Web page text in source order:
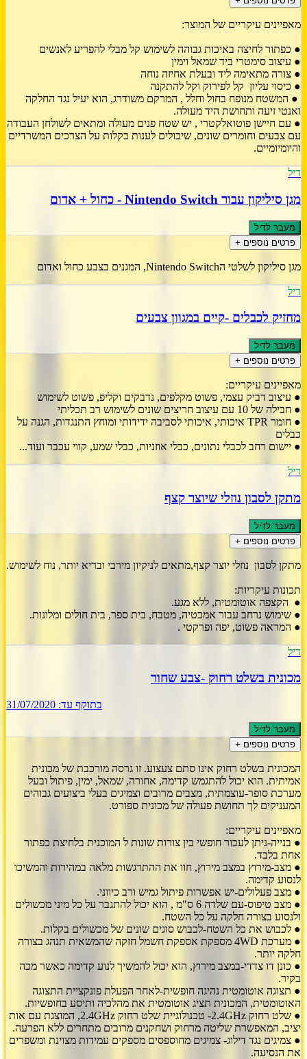
מאפיינים עיקריים של המוצר:
● כפתור לחיצה באיכות גבוהה לשימוש קל מבלי להפריע לאנשים
● עיצוב סימטרי ביד שמאל וימין
● צורה מתאימה ליד ובעלת אחיזה נוחה
● כיסוי עליון קל לפירוק וקל להתקנה
● המשטח מנופח בחול וחלל , המרקם משודרג, הוא יעיל נגד החלקה
ואנטי זיעה ותחושת היד מעולה.
● עם חיישן פוטואלקטרי , יש שטח פנים מעולה ומתאים לשולחן העבודה
עם צבעים וחומרים שונים, שיכולים לענות בקלות על הצרכים המשרדיים
והיומיומיים.
דיל
מגן סיליקון עבור Nintendo Switch - כחול + אדום
מעבר לדיל
פרטים נוספים +
מגן סיליקון לשלטי הNintendo Switch, המגנים בצבע כחול ואדום
דיל
מחזיק לכבלים -קיים במגוון צבעים
מעבר לדיל
פרטים נוספים +
מאפיינים עיקריים:
● עיצוב דביק עצמי, פשוט מקלפים, נדבקים וקליפ, פשוט לשימוש
● חבילה של 10 עם עיצוב חריצים שונים לשימוש רב תכליתי
● חומר TPR איכותי, איכותי לסביבה ידידותי ומוחץ התנגדות, הגנה על
כבלים
● יישום רחב לכבלי נתונים, כבלי אוזניות, כבלי שמע, קווי עכבר ועוד...
דיל
מתקן לסבון נוזלי שיוצר קצף
מעבר לדיל
פרטים נוספים +
מתקן לסבון נוזלי יוצר קצף,מתאים לניקיון מירבי ובריא יותר, נוח לשימוש.
תכונות עיקריות:
● הקצפה אוטומטית, ללא מגע.
● שימוש נרחב עבור אמבטיה, מטבח, בית ספר, בית חולים ומלונות.
● המראה פשוט, יפה ופרקטי .
דיל
מכונית בשלט רחוק -צבע שחור
בתוקף עד: 31/07/2020
מעבר לדיל
פרטים נוספים +
המכונית בשלט רחוק אינו סתם צעצוע. זו גרסה מורכבת של מכונית
אמיתית. הוא יכול להתגמש קדימה, אחורה, שמאל, ימין, פיתול ובעל
מערכת סופר-עוצמתית, מצבים מרובים וצמיגים בעלי ביצועים גבוהים
המעניקים לך תחושת פעולה של מכונית ספורט.
מאפיינים עיקריים:
● בנייה-ניתן לעבור חופשי בין צורות שונות ל המוכנית בלחיצת כפתור
אחת בלבד.
● מצב-מירוץ במצב מירוץ, חוו את ההתרגשות מלאה במהירות והמשיכו
לנסוע קדימה.
● מצב פעלולים-יש אפשרות פיתול גמיש ורב כיווני.
● מצב טיפוס-עם שלדה 6 ס"מ , הוא יכול להתגבר על כל מיני מכשולים
ולנסוע בצורה חלקה על כל השטח.
● לכבוש את כל השטח-לכבוש סוגים שונים של מכשולים בקלות.
● מערכת 4WD מספקת אספקת חשמל חזקה שהמשאית תנהג בצורה
חלקה יותר.
● כונן דו צדדי-במצב מירוץ, הוא יכול להמשיך לנוע קדימה כאשר מכה
בקיר.
● תצוגה אוטומטית נהיגה חופשית-לאחר הפעלת פונקציית התצוגה
האוטומטית, המכונית תציג אוטומטית את מהלכיה ותיסע בחופשיות.
● שלט רחוק 2.4GHz- טכנולוגיית שלט רחוק 2.4GHz, המוצגת עם אות
יציב, המאפשרת שליטה מרחוק ושחקנים מרובים מתחרים ללא הפרעה.
● צמיגים נגד דילוג- צמיגים מחוספסים מספקים עמידות מצוינת ומשפרים
את הנסיעה.